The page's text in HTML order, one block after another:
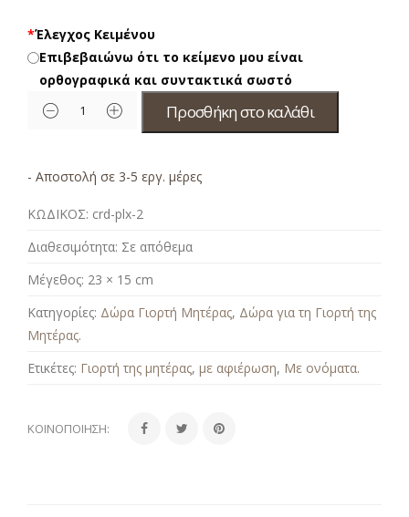
*Έλεγχος Κειμένου
Επιβεβαιώνω ότι το κείμενο μου είναι
ορθογραφικά και συντακτικά σωστό
Προσθήκη στο καλάθι
- Αποστολή σε 3-5 εργ. μέρες
ΚΩΔΙΚΟΣ: crd-plx-2
Διαθεσιμότητα: Σε απόθεμα
Μέγεθος: 23 × 15 cm
Κατηγορίες: Δώρα Γιορτή Μητέρας, Δώρα για τη Γιορτή της
Μητέρας.
Ετικέτες: Γιορτή της μητέρας, με αφιέρωση, Με ονόματα.
ΚΟΙΝΟΠΟΊΗΣΗ: